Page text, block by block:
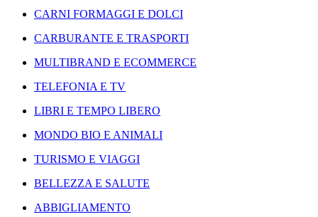
CARNI FORMAGGI E DOLCI
CARBURANTE E TRASPORTI
MULTIBRAND E ECOMMERCE
TELEFONIA E TV
LIBRI E TEMPO LIBERO
MONDO BIO E ANIMALI
TURISMO E VIAGGI
BELLEZZA E SALUTE
ABBIGLIAMENTO